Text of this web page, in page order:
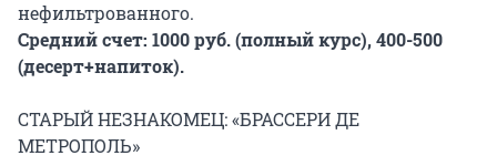
нефильтрованного.
Средний счет: 1000 руб. (полный курс), 400-500
(десерт+напиток).
СТАРЫЙ НЕЗНАКОМЕЦ: «БРАССЕРИ ДЕ
МЕТРОПОЛЬ»